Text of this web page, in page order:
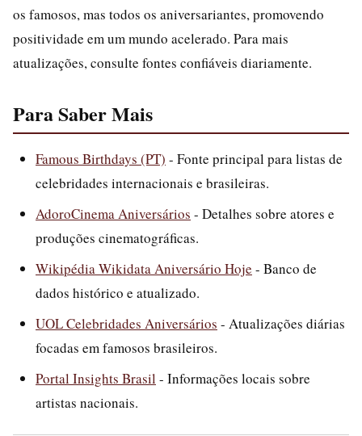
os famosos, mas todos os aniversariantes, promovendo
positividade em um mundo acelerado. Para mais
atualizações, consulte fontes confiáveis diariamente.
Para Saber Mais
Famous Birthdays (PT) - Fonte principal para listas de
celebridades internacionais e brasileiras.
AdoroCinema Aniversários - Detalhes sobre atores e
produções cinematográficas.
Wikipédia Wikidata Aniversário Hoje - Banco de
dados histórico e atualizado.
UOL Celebridades Aniversários - Atualizações diárias
focadas em famosos brasileiros.
Portal Insights Brasil - Informações locais sobre
artistas nacionais.